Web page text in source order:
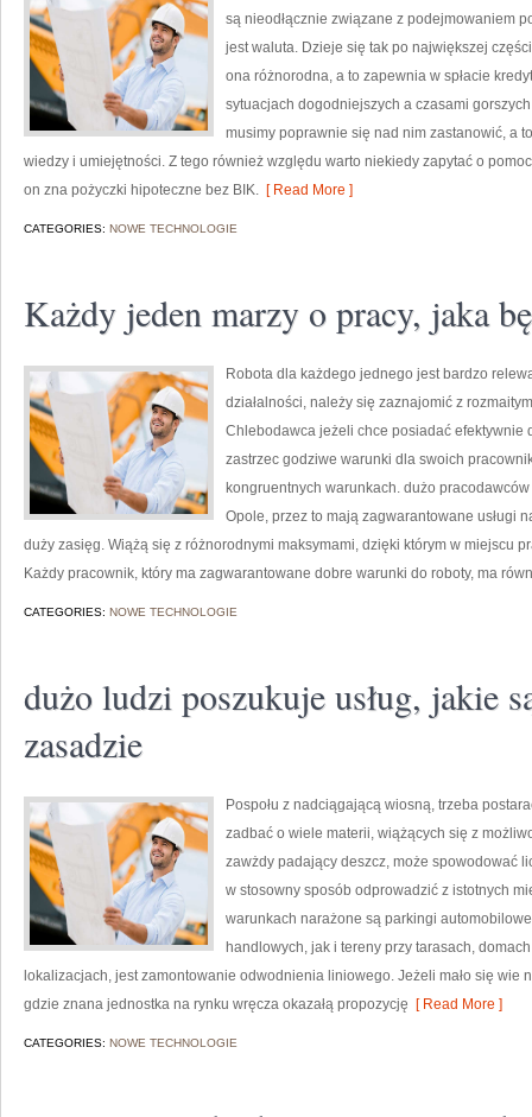
są nieodłącznie związane z podejmowaniem
jest waluta. Dzieje się tak po największej
ona różnorodna, a to zapewnia w spłacie
sytuacjach dogodniejszych a czasami
musimy poprawnie się nad nim zastanowić, a
wiedzy i umiejętności. Z tego również względu warto niekiedy zapytać o
on zna pożyczki hipoteczne bez BIK. [ Read More ]
CATEGORIES: NOWE TECHNOLOGIE
Każdy jeden marzy o pracy, jaka
Robota dla każdego jednego jest bardzo
działalności, należy się zaznajomić z
Chlebodawca jeżeli chce posiadać efektywnie
zastrzec godziwe warunki dla swoich
kongruentnych warunkach. dużo
Opole, przez to mają zagwarantowane usługi
duży zasięg. Wiążą się z różnorodnymi maksymami, dzięki którym w miejscu
Każdy pracownik, który ma zagwarantowane dobre warunki do roboty, ma
CATEGORIES: NOWE TECHNOLOGIE
dużo ludzi poszukuje usług, jakie
zasadzie
Pospołu z nadciągającą wiosną, trzeba
zadbać o wiele materii, wiążących się z
zawżdy padający deszcz, może spowodować
w stosowny sposób odprowadzić z istotnych
warunkach narażone są parkingi
handlowych, jak i tereny przy tarasach,
lokalizacjach, jest zamontowanie odwodnienia liniowego. Jeżeli mało się wie
gdzie znana jednostka na rynku wręcza okazałą propozycję [ Read More ]
CATEGORIES: NOWE TECHNOLOGIE